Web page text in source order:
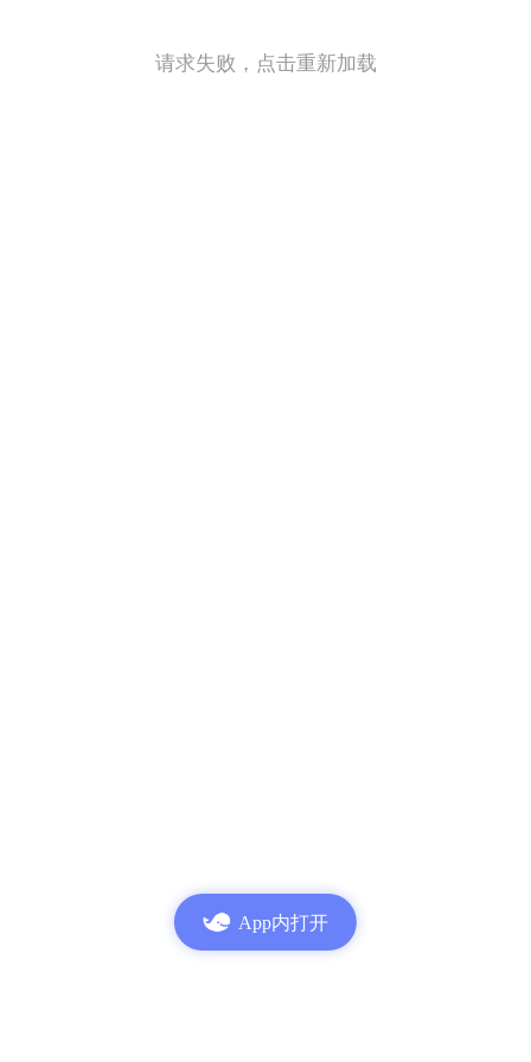
请求失败，点击重新加载
App内打开